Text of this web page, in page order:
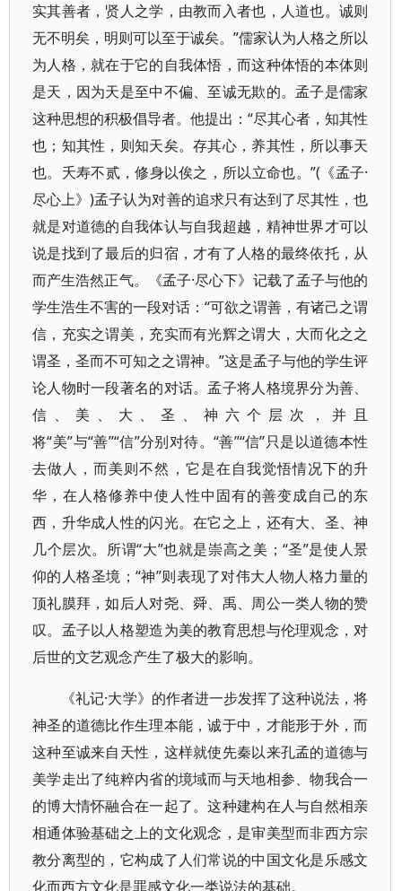
实其善者，贤人之学，由教而入者也，人道也。诚则
无不明矣，明则可以至于诚矣。”儒家认为人格之所以
为人格，就在于它的自我体悟，而这种体悟的本体则
是天，因为天是至中不偏、至诚无欺的。孟子是儒家
这种思想的积极倡导者。他提出：“尽其心者，知其性
也；知其性，则知天矣。存其心，养其性，所以事天
也。夭寿不贰，修身以俟之，所以立命也。”(《孟子·
尽心上》)孟子认为对善的追求只有达到了尽其性，也
就是对道德的自我体认与自我超越，精神世界才可以
说是找到了最后的归宿，才有了人格的最终依托，从
而产生浩然正气。《孟子·尽心下》记载了孟子与他的
学生浩生不害的一段对话：“可欲之谓善，有诸己之谓
信，充实之谓美，充实而有光辉之谓大，大而化之之
谓圣，圣而不可知之之谓神。”这是孟子与他的学生评
论人物时一段著名的对话。孟子将人格境界分为善、
信、美、大、圣、神六个层次，并且
将“美”与“善”“信”分别对待。“善”“信”只是以道德本性
去做人，而美则不然，它是在自我觉悟情况下的升
华，在人格修养中使人性中固有的善变成自己的东
西，升华成人性的闪光。在它之上，还有大、圣、神
几个层次。所谓“大”也就是崇高之美；“圣”是使人景
仰的人格圣境；“神”则表现了对伟大人物人格力量的
顶礼膜拜，如后人对尧、舜、禹、周公一类人物的赞
叹。孟子以人格塑造为美的教育思想与伦理观念，对
后世的文艺观念产生了极大的影响。
《礼记·大学》的作者进一步发挥了这种说法，将
神圣的道德比作生理本能，诚于中，才能形于外，而
这种至诚来自天性，这样就使先秦以来孔孟的道德与
美学走出了纯粹内省的境域而与天地相参、物我合一
的博大情怀融合在一起了。这种建构在人与自然相亲
相通体验基础之上的文化观念，是审美型而非西方宗
教分离型的，它构成了人们常说的中国文化是乐感文
化而西方文化是罪感文化一类说法的基础。